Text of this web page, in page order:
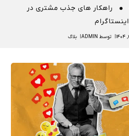
راهکار های جذب مشتری در
اینستاگرام
توسطADMIN بلاگ